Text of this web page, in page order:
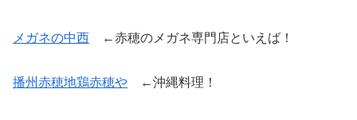
メガネの中西 ←赤穂のメガネ専門店といえば！
播州赤穂地鶏赤穂や ←沖縄料理！